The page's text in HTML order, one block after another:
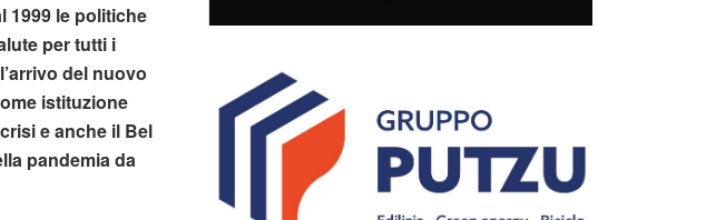
1999 le politiche
per tutti i
del nuovo
istituzione
e anche il Bel
pandemia da